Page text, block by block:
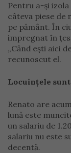
Pentru a-și
câteva piese de
pe pământ. În
impregnat în
„Când ești aici
recunoscut el.
Locuințele
Renato are
lună este
un salariu de
salariu nu este
decentă.